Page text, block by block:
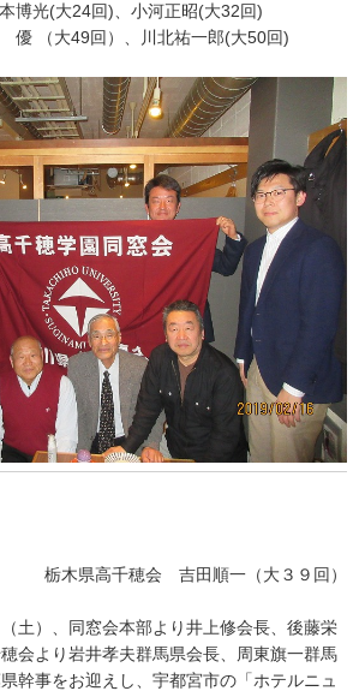
博光(大24回)、小河正昭(大32回)
優 （大49回）、川北祐一郎(大50回)
栃木県高千穂会 吉田順一（大３９回）
土）、同窓会本部より井上修会長、後藤栄
会より岩井孝夫群馬県会長、周東旗一群馬
幹事をお迎えし、宇都宮市の「ホテルニュ